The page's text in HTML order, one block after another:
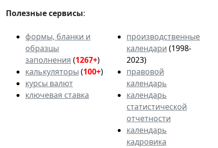
Полезные сервисы:
формы, бланки и
образцы
заполнения (1267+)
калькуляторы (100+)
курсы валют
ключевая ставка
производственные
календари (1998-
2023)
правовой
календарь
календарь
статистической
отчетности
календарь
кадровика